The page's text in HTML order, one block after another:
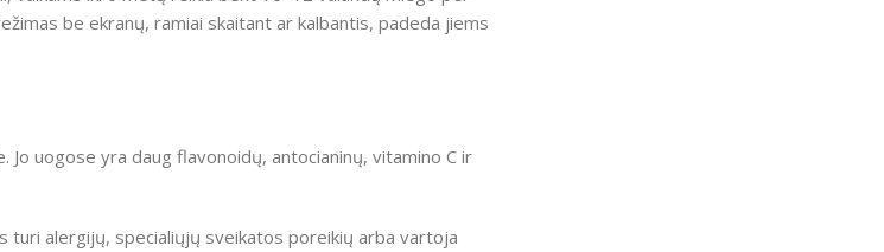
be ekranų, ramiai skaitant ar kalbantis, padeda jiems
uogose yra daug flavonoidų, antocianinų, vitamino C ir
turi alergijų, specialiųjų sveikatos poreikių arba vartoja